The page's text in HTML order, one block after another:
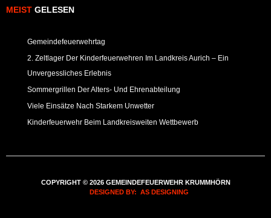
MEIST GELESEN
Gemeindefeuerwehrtag
2. Zeltlager Der Kinderfeuerwehren Im Landkreis Aurich – Ein
Unvergessliches Erlebnis
Sommergrillen Der Alters- Und Ehrenabteilung
Viele Einsätze Nach Starkem Unwetter
Kinderfeuerwehr Beim Landkreisweiten Wettbewerb
COPYRIGHT © 2026 GEMEINDEFEUERWEHR KRUMMHÖRN
DESIGNED BY: AS DESIGNING